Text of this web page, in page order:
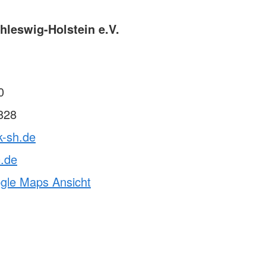
Holstein e.V.
sh.de
Maps Ansicht